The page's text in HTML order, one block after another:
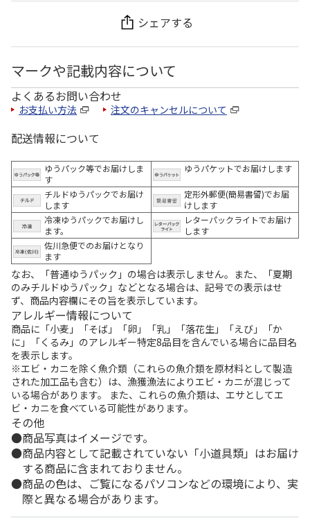
シェアする
マークや記載内容について
よくあるお問い合わせ
お支払い方法 注文のキャンセルについて
配送情報について
ゆうパック等でお届けしま
す
ゆうパケットでお届けします
チルドゆうパックでお届け
します
定形外郵便(簡易書留)でお届
けします
冷凍ゆうパックでお届けし
ます。
レターパックライトでお届け
します
佐川急便でのお届けとなり
ます
なお、「普通ゆうパック」の場合は表示しません。また、「夏期
のみチルドゆうパック」などとなる場合は、記号での表示はせ
ず、商品内容欄にその旨を表示しています。
アレルギー情報について
商品に「小麦」「そば」「卵」「乳」「落花生」「えび」「か
に」「くるみ」のアレルギー特定8品目を含んでいる場合に品目名
を表示します。
※エビ・カニを除く魚介類（これらの魚介類を原材料として製造
された加工品も含む）は、漁獲漁法によりエビ・カニが混じって
いる場合があります。 また、これらの魚介類は、エサとしてエ
ビ・カニを食べている可能性があります。
その他
商品写真はイメージです。
商品内容として記載されていない「小道具類」はお届け
する商品に含まれておりません。
商品の色は、ご覧になるパソコンなどの環境により、実
際と異なる場合があります。